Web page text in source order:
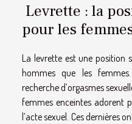
Levrette : la
pour les
La levrette est une position
hommes que les
recherche d’orgasmes
femmes enceintes adorent
l’acte sexuel. Ces dernières